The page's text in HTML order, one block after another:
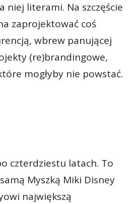
niej literami. Na szczęście
zaprojektować coś
wbrew panującej
(re)brandingowe,
mogłyby nie powstać.
czterdziestu latach. To
Myszką Miki Disney
największą